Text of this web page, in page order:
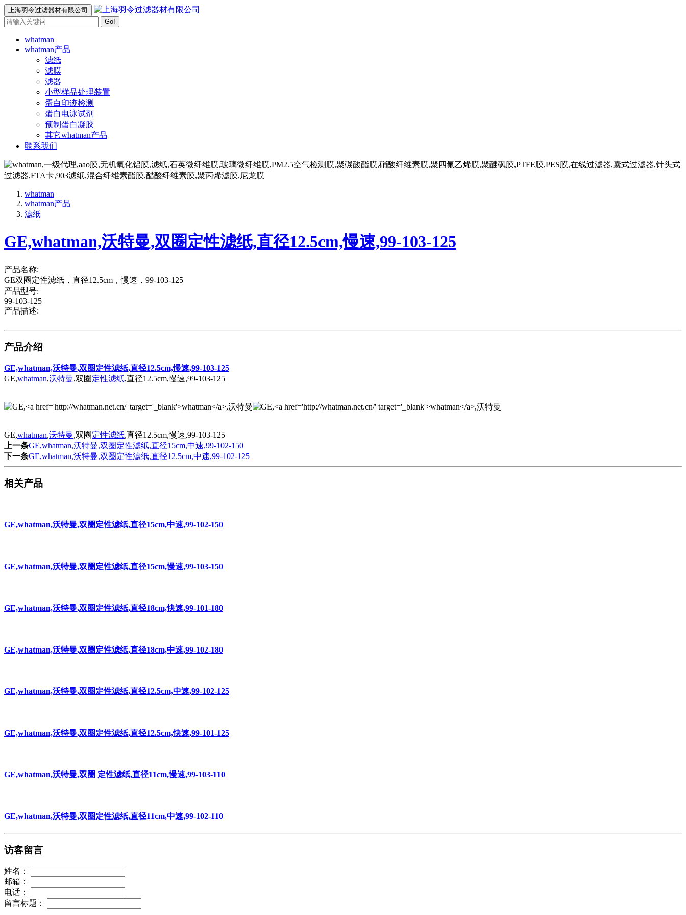
上海羽令过滤器材有限公司
Go!
whatman
whatman产品
滤纸
滤膜
滤器
小型样品处理装置
蛋白印迹检测
蛋白电泳试剂
预制蛋白凝胶
其它whatman产品
联系我们
whatman
whatman产品
滤纸
GE,whatman,沃特曼,双圈定性滤纸,直径12.5cm,慢速,99-103-125
产品名称:
GE双圈定性滤纸，直径12.5cm，慢速，99-103-125
产品型号:
99-103-125
产品描述:
产品介绍
GE,whatman,沃特曼,双圈定性滤纸,直径12.5cm,慢速,99-103-125
GE,whatman,沃特曼,双圈定性滤纸,直径12.5cm,慢速,99-103-125
GE,whatman,沃特曼,双圈定性滤纸,直径12.5cm,慢速,99-103-125
上一条GE,whatman,沃特曼,双圈定性滤纸,直径15cm,中速,99-102-150
下一条GE,whatman,沃特曼,双圈定性滤纸,直径12.5cm,中速,99-102-125
相关产品
GE,whatman,沃特曼,双圈定性滤纸,直径15cm,中速,99-102-150
GE,whatman,沃特曼,双圈定性滤纸,直径15cm,慢速,99-103-150
GE,whatman,沃特曼,双圈定性滤纸,直径18cm,快速,99-101-180
GE,whatman,沃特曼,双圈定性滤纸,直径18cm,中速,99-102-180
GE,whatman,沃特曼,双圈定性滤纸,直径12.5cm,中速,99-102-125
GE,whatman,沃特曼,双圈定性滤纸,直径12.5cm,快速,99-101-125
GE,whatman,沃特曼,双圈 定性滤纸,直径11cm,慢速,99-103-110
GE,whatman,沃特曼,双圈定性滤纸,直径11cm,中速,99-102-110
访客留言
姓名：
邮箱：
电话：
留言标题：